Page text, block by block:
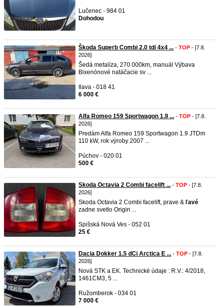
Lučenec - 984 01
Dohodou
Škoda Superb Combi 2.0 tdi 4x4 ... - TOP - [7.8.
2026]
Šedá metalíza, 270 000km, manuál Výbava
Bixenónové natáčacie sv ...
Ilava - 018 41
6 000 €
Alfa Romeo 159 Sportwagon 1.9 ... - TOP - [7.8.
2026]
Predám Alfa Romeo 159 Sportwagon 1.9 JTDm
110 kW, rok výroby 2007 ...
Púchov - 020 01
500 €
Skoda Octavia 2 Combi facelift ... - TOP - [7.8.
2026]
Skoda Octavia 2 Combi facelift, prave & ľavé
zadne svetlo Origin ...
Spišská Nová Ves - 052 01
25 €
Dacia Dokker 1.5 dCi Arctica E ... - TOP - [7.8.
2026]
Nová STK a EK. Technické údaje : R.V.: 4/2018,
1461CM3, 5 ...
Ružomberok - 034 01
7 000 €